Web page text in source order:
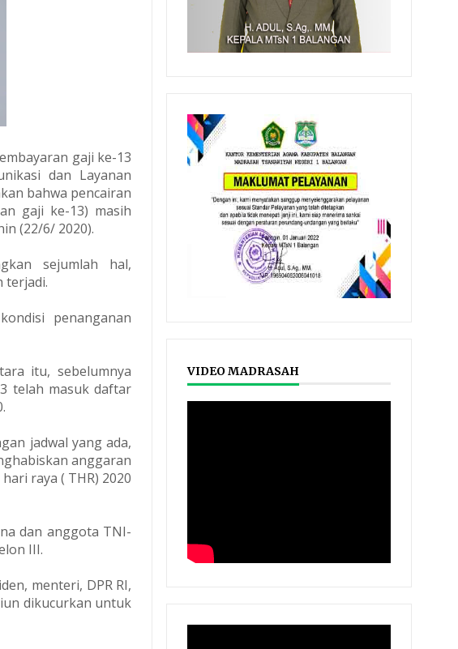
gaji ke-13
dan Layanan
bahwa pencairan
gaji ke-13) masih
(22/6/ 2020).
sejumlah hal,
terjadi.
penanganan
itu, sebelumnya
telah masuk daftar
jadwal yang ada,
anggaran
raya ( THR) 2020
dan anggota TNI-
III.
menteri, DPR RI,
dikucurkan untuk
VIDEO MADRASAH